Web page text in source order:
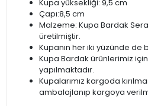
Kupa yüksekliği: 9,5 cm
Çapı:8,5 cm
Malzeme: Kupa Bardak
üretilmiştir.
Kupanın her iki yüzünde de
Kupa Bardak ürünlerimiz
yapılmaktadır.
Kupalarımız kargoda
ambalajlanıp kargoya